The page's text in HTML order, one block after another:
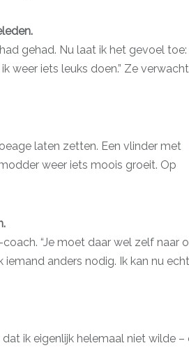
gehad. Nu laat ik het gevoel toe:
weer iets leuks doen.” Ze verwacht
laten zetten. Een vlinder met
weer iets moois groeit. Op
“Je moet daar wel zelf naar
iemand anders nodig. Ik kan nu echt
ik eigenlijk helemaal niet wilde –